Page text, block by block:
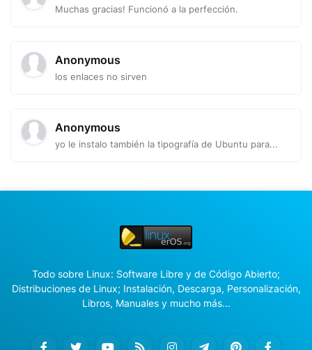
Muchas gracias! Funcionó a la perfección.
Anonymous
los enlaces no sirven
Anonymous
yo le instalo también la tipografía de Ubuntu para...
Todo sobre Linux: Software Libre y de Código Abierto;
Distribuciones de Linux; Instalación, Descarga, Personalización,
Libros, Manuales y mucho más...